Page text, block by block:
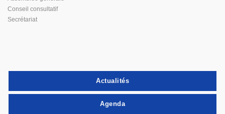
Conseil consultatif
Secrétariat
Actualités
Agenda